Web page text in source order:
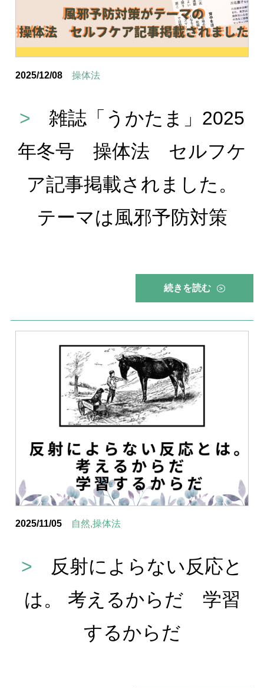
2025/12/08 操体法
>
雑誌「うかたま」2025
年冬号 操体法 セルフケ
ア記事掲載されました。
テーマは風邪予防対策
続きを読む >
2025/11/05 自然,操体法
>
反射によらない反応と
は。 考えるからだ 学習
するからだ